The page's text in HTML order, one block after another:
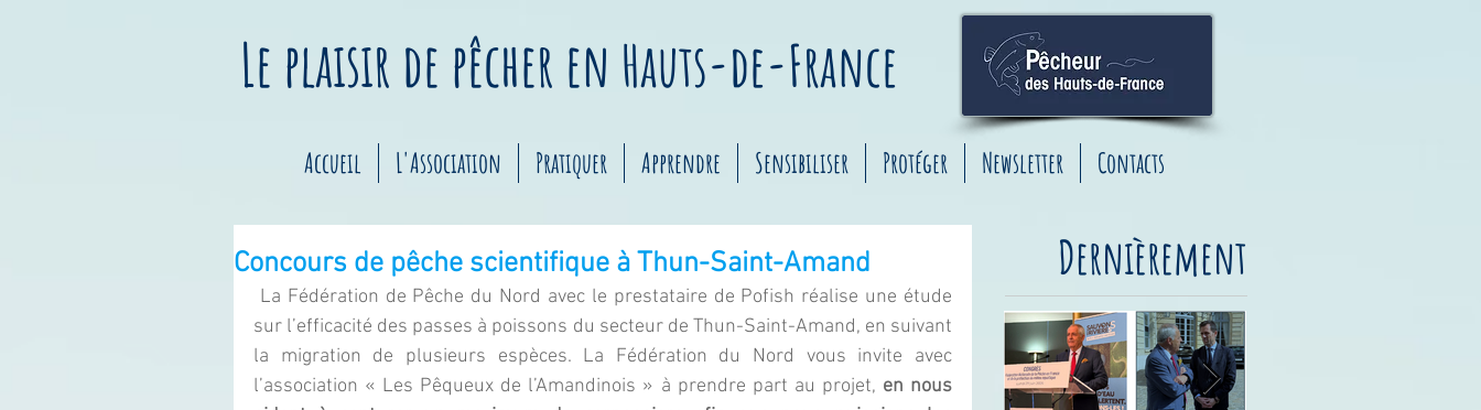
Le plaisir de pêcher en Hauts-de-France
Accueil L'Association Pratiquer Apprendre Sensibiliser Protéger Newsletter Contacts
Concours de pêche scientifique à Thun-Saint-Amand
La Fédération de Pêche du Nord avec le prestataire de Pofish réalise une étude
sur l’efficacité des passes à poissons du secteur de Thun-Saint-Amand, en suivant
la migration de plusieurs espèces. La Fédération du Nord vous invite avec
l’association « Les Pêqueux de l’Amandinois » à prendre part au projet, en nous
Dernièrement